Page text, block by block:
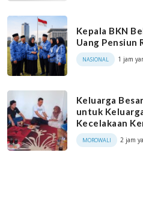
Kepala BKN
Uang Pensiun
NASIONAL 1 jam
Keluarga
untuk
Kecelakaan
MOROWALI 2 jam